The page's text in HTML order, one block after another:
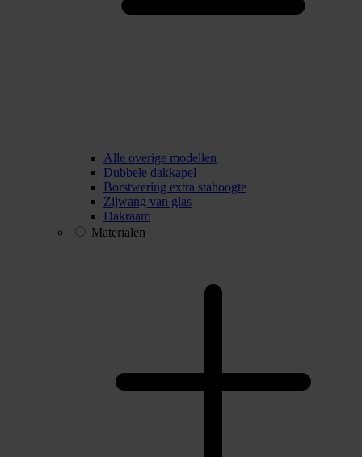
Alle overige modellen
Dubbele dakkapel
Borstwering extra stahoogte
Zijwang van glas
Dakraam
Materialen